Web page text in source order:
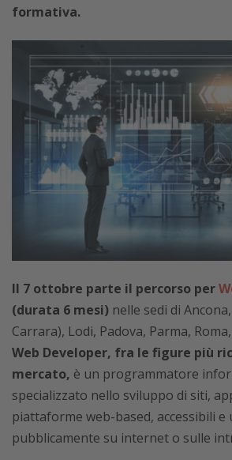
formativa.
Il 7 ottobre parte il percorso per
(durata 6 mesi) nelle sedi di
Carrara), Lodi, Padova, Parma,
Web Developer, fra le figure più
mercato, è un programmatore
specializzato nello sviluppo di siti,
piattaforme web-based, accessibili e
pubblicamente su internet o sulle